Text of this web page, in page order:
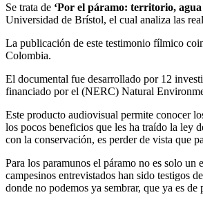
Se trata de ‘Por el páramo: territorio,
Universidad de Brístol, el cual analiza las
La publicación de este testimonio fílmico
Colombia.
El documental fue desarrollado por 12
financiado por el (NERC) Natural
Este producto audiovisual permite conocer
los pocos beneficios que les ha traído la ley
con la conservación, es perder de vista que
Para los paramunos el páramo no es solo
campesinos entrevistados han sido testigos
donde no podemos ya sembrar, que ya es